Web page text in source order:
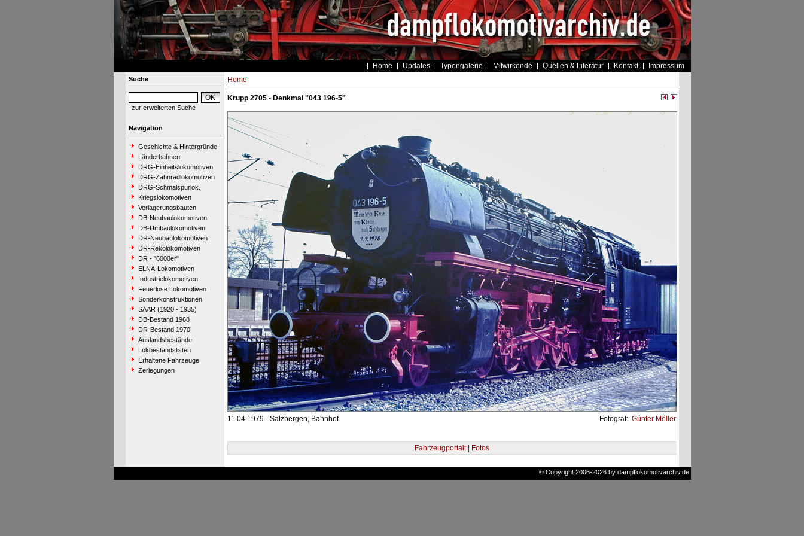
Home Updates Typengalerie Mitwirkende Quellen & Literatur Kontakt Impressum
Suche
zur erweiterten Suche
Navigation
Geschichte & Hintergründe
Länderbahnen
DRG-Einheitslokomotiven
DRG-Zahnradlokomotiven
DRG-Schmalspurlok.
Kriegslokomotiven
Verlagerungsbauten
DB-Neubaulokomotiven
DB-Umbaulokomotiven
DR-Neubaulokomotiven
DR-Rekolokomotiven
DR - "6000er"
ELNA-Lokomotiven
Industrielokomotiven
Feuerlose Lokomotiven
Sonderkonstruktionen
SAAR (1920 - 1935)
DB-Bestand 1968
DR-Bestand 1970
Auslandsbestände
Lokbestandslisten
Erhaltene Fahrzeuge
Zerlegungen
Home
Krupp 2705 - Denkmal "043 196-5"
11.04.1979 - Salzbergen, Bahnhof Fotograf: Günter Möller
Fahrzeugportait | Fotos
© Copyright 2006-2026 by dampflokomotivarchiv.de